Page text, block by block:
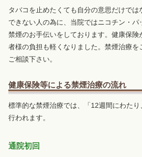
タバコを止めたくても自分の意思だけで
できない人の為に、当院ではニコチン・パ
禁煙のお手伝いをしております。健康保険
者様の負担も軽くなりました。禁煙治療を
ご相談下さい。
健康保険等による禁煙治療の流れ
標準的な禁煙治療では、「12週間にわた
行われます。
通院初回